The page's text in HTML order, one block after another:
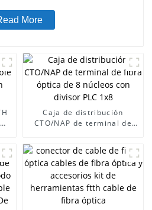
More
Caja de distribución
CTO/NAP de terminal de